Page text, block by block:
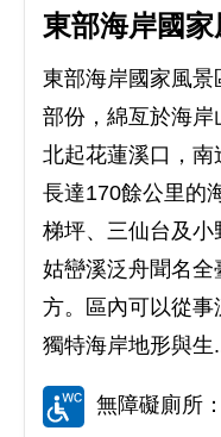
東部海岸國
東部海岸國家風
部份，綿亙於海岸
北起花蓮溪口，
長達170餘公里的
梯坪、三仙台及
姑巒溪泛舟聞名
方。區內可以從事
獨特海岸地形與生
無障礙廁所